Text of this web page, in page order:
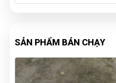
SẢN PHẨM BÁN CHẠY